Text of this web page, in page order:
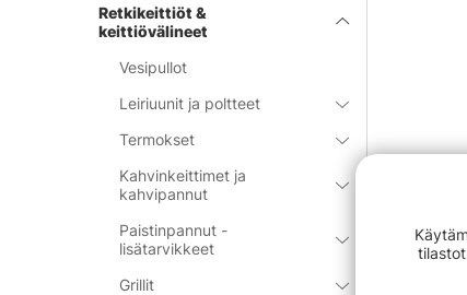
Retkikeittiöt &
keittiövälineet
Vesipullot
Leiriuunit ja poltteet
Termokset
Kahvinkeittimet ja
kahvipannut
Paistinpannut -
lisätarvikkeet
Grillit